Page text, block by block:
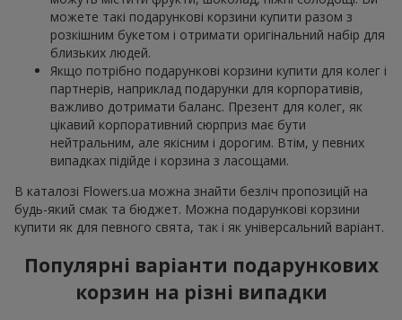
можете такі подарункові корзини купити разом з
розкішним букетом і отримати оригінальний набір для
близьких людей.
Якщо потрібно подарункові корзини купити для колег і
партнерів, наприклад подарунки для корпоративів,
важливо дотримати баланс. Презент для колег, як
цікавий корпоративний сюрприз має бути
нейтральним, але якісним і дорогим. Втім, у певних
випадках підійде і корзина з ласощами.
В каталозі Flowers.ua можна знайти безліч пропозицій на
будь-який смак та бюджет. Можна подарункові корзини
купити як для певного свята, так і як універсальний варіант.
Популярні варіанти подарункових
корзин на різні випадки